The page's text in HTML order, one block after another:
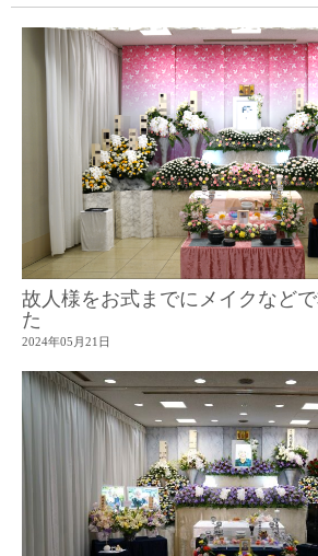
故人様をお式までにメイクなど
た
2024年05月21日